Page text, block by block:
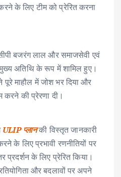
के लिए टीम को प्रेरित करना
बजरंग लाल और समाजसेवी एवं
मुख्य अतिथि के रूप में शामिल हुए।
माहौल में जोश भर दिया और
की प्रेरणा दी।
ULIP प्लानकी विस्तृत जानकारी
के लिए प्रभावी रणनीतियों पर
प्रदर्शन के लिए प्रेरित किया।
और बदलावों पर अपने